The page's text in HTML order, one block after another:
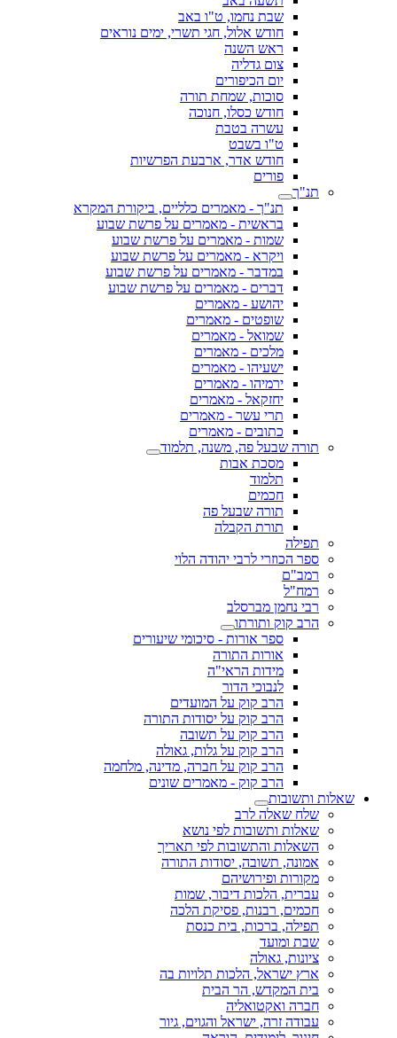
שבת נחמו, ט"ו באב
חודש אלול, חגי תשרי, ימים נוראים
ראש השנה
צום גדליה
יום הכיפורים
סוכות, שמחת תורה
חודש כסלו, חנוכה
עשרה בטבת
ט"ו בשבט
חודש אדר, ארבעת הפרשיות
פורים
תנ"ך
תנ"ך - מאמרים כלליים, ביקורת המקרא
בראשית - מאמרים על פרשת שבוע
שמות - מאמרים על פרשת שבוע
ויקרא - מאמרים על פרשת שבוע
במדבר - מאמרים על פרשת שבוע
דברים - מאמרים על פרשת שבוע
יהושע - מאמרים
שופטים - מאמרים
שמואל - מאמרים
מלכים - מאמרים
ישעיהו - מאמרים
ירמיהו - מאמרים
יחזקאל - מאמרים
תרי עשר - מאמרים
כתובים - מאמרים
תורה שבעל פה, משנה, תלמוד
מסכת אבות
תלמוד
חכמים
תורה שבעל פה
תורת הקבלה
תפילה
ספר הכוזרי לרבי יהודה הלוי
רמב"ם
רמח"ל
רבי נחמן מברסלב
הרב קוק ותורתו
ספר אורות - סיכומי שיעורים
אורות התורה
מידות הראי"ה
לנבוכי הדור
הרב קוק על המועדים
הרב קוק על יסודות התורה
הרב קוק על תשובה
הרב קוק על גלות, גאולה
הרב קוק על חברה, מדינה, מלחמה
הרב קוק - מאמרים שונים
שאלות ותשובות
שלח שאלה לרב
שאלות ותשובות לפי נושא
השאלות והתשובות לפי תאריך
אמונה, תשובה, יסודות התורה
מקורות ופירושיהם
עברית, הלכות דיבור, שמות
חכמים, רבנות, פסיקת הלכה
תפילה, ברכות, בית כנסת
שבת ומועד
ציונות, גאולה
ארץ ישראל, הלכות תלויות בה
בית המקדש, הר הבית
חברה ואקטואליה
עבודה זרה, ישראל והגוים, גיור